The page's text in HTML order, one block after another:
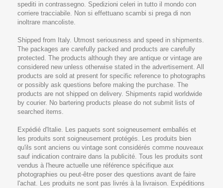
spediti in contrassegno. Spedizioni celeri in tutto il mondo con
corriere tracciabile. Non si effettuano scambi si prega di non
inoltrare mancoliste.
Shipped from Italy. Utmost seriousness and speed in shipments.
The packages are carefully packed and products are carefully
protected. The products although they are antique or vintage are
considered new unless otherwise stated in the advertisement. All
products are sold at present for specific reference to photographs
or possibly ask questions before making the purchase. The
products are not shipped on delivery. Shipments rapid worldwide
by courier. No bartering products please do not submit lists of
searched items.
Expédié d'Italie. Les paquets sont soigneusement emballés et
les produits sont soigneusement protégés. Les produits bien
qu'ils sont anciens ou vintage sont considérés comme nouveaux
sauf indication contraire dans la publicité. Tous les produits sont
vendus à l'heure actuelle une référence spécifique aux
photographies ou peut-être poser des questions avant de faire
l'achat. Les produits ne sont pas livrés à la livraison. Expéditions